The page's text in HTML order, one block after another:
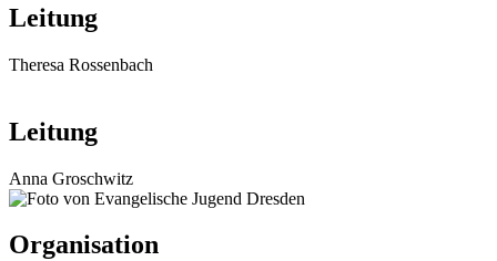
Leitung
Theresa Rossenbach
Leitung
Anna Groschwitz
Organisation